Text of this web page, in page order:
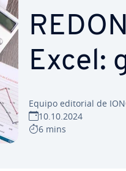
Excel:
Equipo editorial de
10.10.2024
6 mins